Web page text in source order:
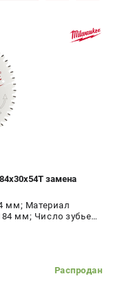
замена
мм; Материал
мм; Число зубьев:
Распродан